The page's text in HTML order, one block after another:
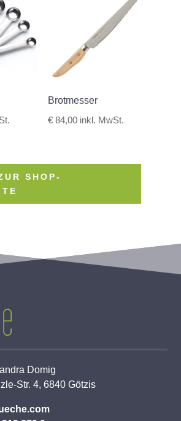
Brotmesser
€ 84,00 inkl. MwSt.
SHOP-
Domig
Str. 4, 6840 Götzis